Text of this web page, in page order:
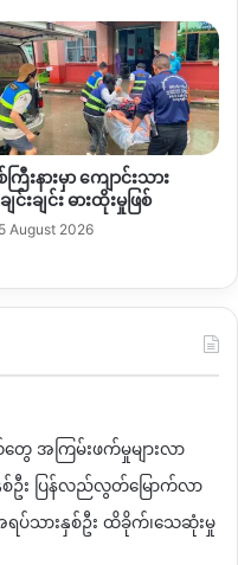
ပါအဝင် တခြားသော
ဥ်တွေကတော့ နေ့စဥ်
ယ်။
ါအဝင် ပြည်သူတွေအနေနဲ့
နှုန်းတင်ပြီးရောင်း တာ
။
ပြီးတဲ့နောက်မှာဘဲ
တစ်ဝှမ်းက မြို့တွေ အတော်
က်အလုအယက်ဝယ်ယူကြတာ
ထားရတာ၊
ေနေတွေကို ကြုံနေရတယ်
ကြီးနားမှာ ကျောင်းသား
င်းချင်း ဓားထိုးမှုဖြစ်
5 August 2026
အကြမ်းဖက်မှုများလာ
စ်ဦး ပြန်လည်လွတ်မြောက်လာ
ပ်သားနှစ်ဦး ထိခိုက်၊သေဆုံးမှု